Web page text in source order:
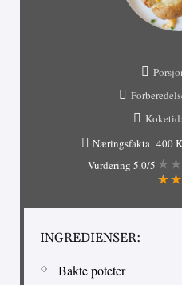
Koketid:
Næringsfakta 400
Vurdering 5.0/5
INGREDIENSER:
Bakte poteter